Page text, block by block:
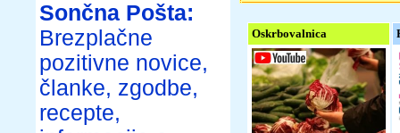
Sončna Pošta:
Brezplačne
pozitivne novice,
članke, zgodbe,
recepte,
Oskrbovalnica